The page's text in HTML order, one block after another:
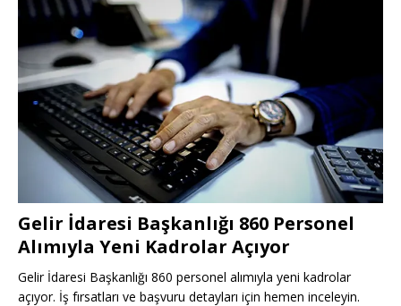
Gelir İdaresi Başkanlığı 860 Personel
Alımıyla Yeni Kadrolar Açıyor
Gelir İdaresi Başkanlığı 860 personel alımıyla yeni kadrolar
açıyor. İş fırsatları ve başvuru detayları için hemen inceleyin.